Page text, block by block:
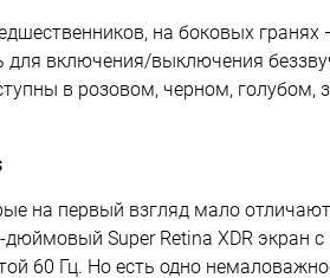
на боковых
для включения/выключения
в розовом, черном,
на первый взгляд мало
Super Retina XDR экран
60 Гц. Но есть одно